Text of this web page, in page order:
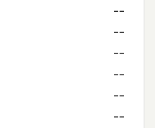
--
--
--
--
--
--